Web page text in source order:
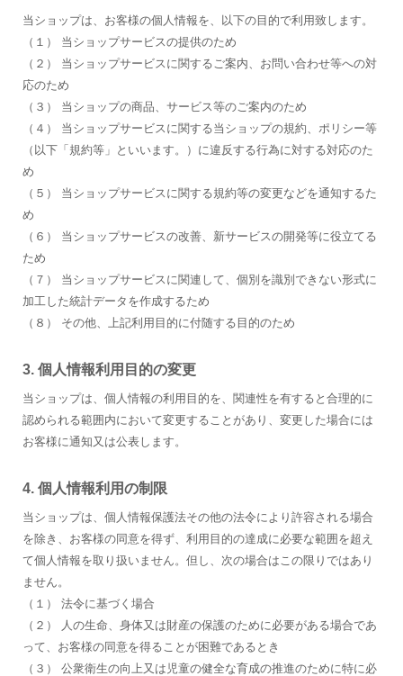
当ショップは、お客様の個人情報を、以下の目的で利用致します。
（１） 当ショップサービスの提供のため
（２） 当ショップサービスに関するご案内、お問い合わせ等への対
応のため
（３） 当ショップの商品、サービス等のご案内のため
（４） 当ショップサービスに関する当ショップの規約、ポリシー等
（以下「規約等」といいます。）に違反する行為に対する対応のた
め
（５） 当ショップサービスに関する規約等の変更などを通知するた
め
（６） 当ショップサービスの改善、新サービスの開発等に役立てる
ため
（７） 当ショップサービスに関連して、個別を識別できない形式に
加工した統計データを作成するため
（８） その他、上記利用目的に付随する目的のため
3. 個人情報利用目的の変更
当ショップは、個人情報の利用目的を、関連性を有すると合理的に
認められる範囲内において変更することがあり、変更した場合には
お客様に通知又は公表します。
4. 個人情報利用の制限
当ショップは、個人情報保護法その他の法令により許容される場合
を除き、お客様の同意を得ず、利用目的の達成に必要な範囲を超え
て個人情報を取り扱いません。但し、次の場合はこの限りではあり
ません。
（１） 法令に基づく場合
（２） 人の生命、身体又は財産の保護のために必要がある場合であ
って、お客様の同意を得ることが困難であるとき
（３） 公衆衛生の向上又は児童の健全な育成の推進のために特に必